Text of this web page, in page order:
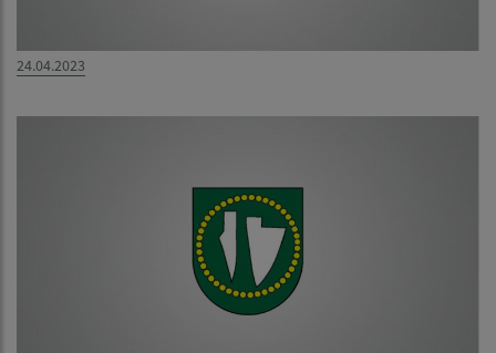
24.04.2023